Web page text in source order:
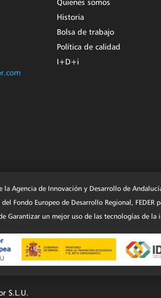
Quienes somos
Historia
Bolsa de trabajo
Política de calidad
I+D+i
la Agencia de Innovación y Desarrollo de
Fondo Europeo de Desarrollo Regional, FEDER
Garantizar un mejor uso de las tecnologías de la
S.L.U.